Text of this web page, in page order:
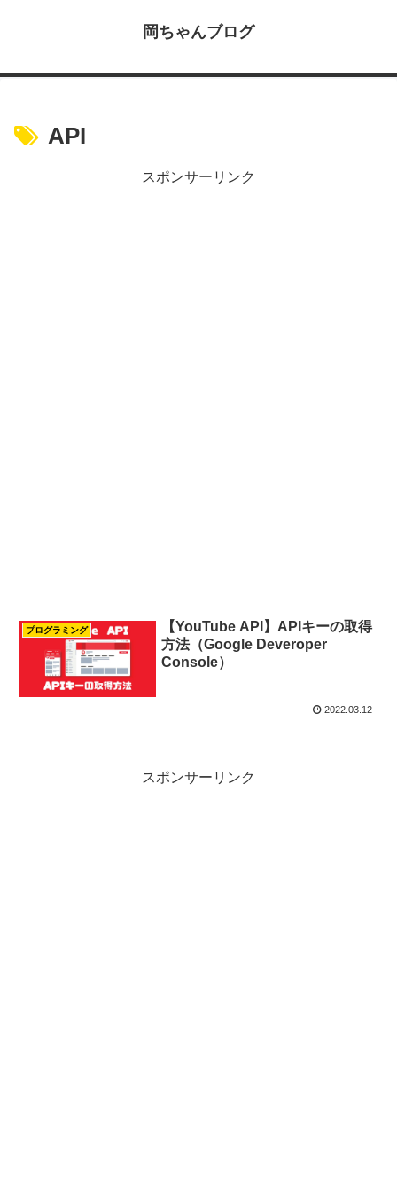
岡ちゃんブログ
API
スポンサーリンク
プログラミング
【YouTube API】APIキーの取得
方法（Google Deveroper
Console）
2022.03.12
スポンサーリンク